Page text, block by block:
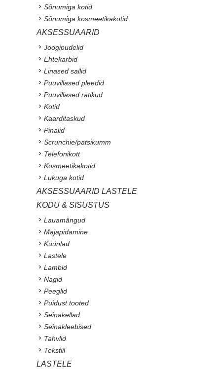
Sõnumiga kotid
Sõnumiga kosmeetikakotid
AKSESSUAARID
Joogipudelid
Ehtekarbid
Linased sallid
Puuvillased pleedid
Puuvillased rätikud
Kotid
Kaarditaskud
Pinalid
Scrunchie/patsikumm
Telefonikott
Kosmeetikakotid
Lukuga kotid
AKSESSUAARID LASTELE
KODU & SISUSTUS
Lauamängud
Majapidamine
Küünlad
Lastele
Lambid
Nagid
Peeglid
Puidust tooted
Seinakellad
Seinakleebised
Tahvlid
Tekstiil
LASTELE